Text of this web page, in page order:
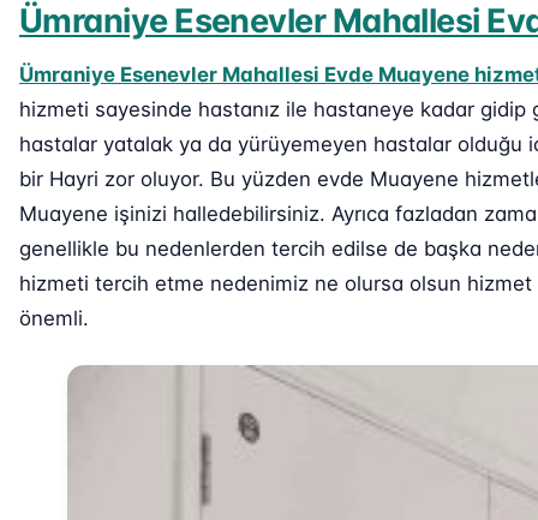
Ümraniye Esenevler Mahallesi
Ümraniye Esenevler Mahallesi Evde Muayene
hizmeti sayesinde hastanız ile hastaneye kadar gidip
hastalar yatalak ya da yürüyemeyen hastalar olduğu
bir Hayri zor oluyor. Bu yüzden evde Muayene
Muayene işinizi halledebilirsiniz. Ayrıca fazladan
genellikle bu nedenlerden tercih edilse de başka
hizmeti tercih etme nedenimiz ne olursa olsun
önemli.